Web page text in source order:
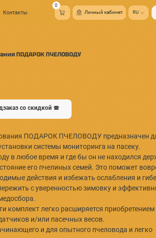
Связаться с нами
RU
Личный кабинет
31850,00 р.
Комплект оборудования ПОДАРОК
первоначальной установки системы
Позволит пчеловоду в любое время и
под контролем состояние его
произвести необходимые действия и
пчелиных семей, пережить с
провести период медосбора.